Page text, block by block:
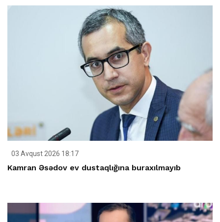
03 Avqust 2026 18:17
Kamran Əsədov ev dustaqlığına buraxılmayıb